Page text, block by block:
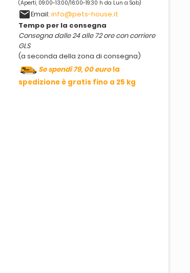
(Aperti, 09:00-13:00/16:00-19:30 h da Lun a Sab)
emailEmail:info@pets-house.it
Tempo per la consegna
Consegna dalle 24 alle 72 ore con corriere
GLS
(a seconda della zona di consegna)
Se spendi 79, 00 eurola
spedizione è gratis fino a 25 kg